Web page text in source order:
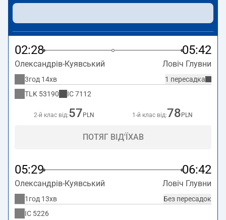
02:28 05:42
Олександрів-Куявський Ловіч Глувни
1 пересадка
3год 14хв
TLK 53190 IC7112
2-й клас від:57 PLN 1-й клас від:78 PLN
ПОТЯГ ВІД'ЇХАВ
05:29 06:42
Олександрів-Куявський Ловіч Глувни
Без пересадок
1год 13хв
IC 5226